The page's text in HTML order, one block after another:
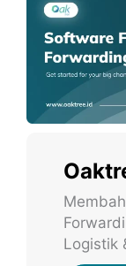
Logistik